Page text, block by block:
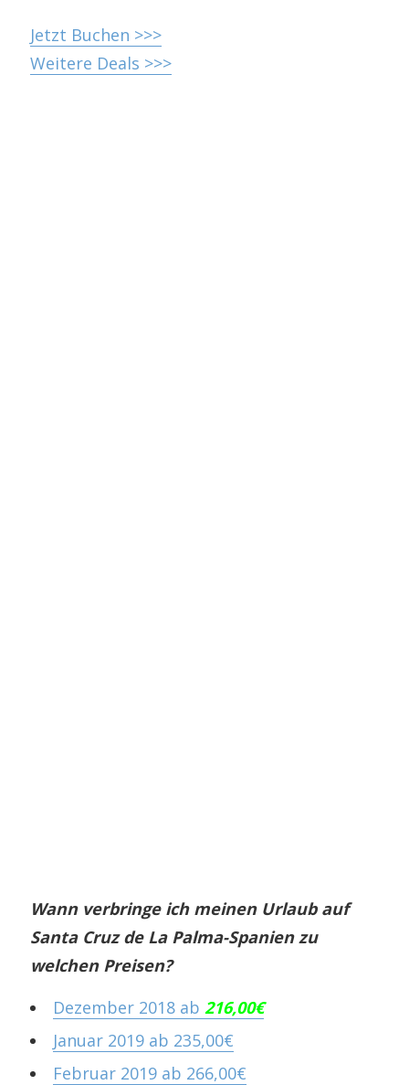
Jetzt Buchen >>>
Weitere Deals >>>
Wann verbringe ich meinen Urlaub auf
Santa Cruz de La Palma-Spanien zu
welchen Preisen?
Dezember 2018 ab 216,00€
Januar 2019 ab 235,00€
Februar 2019 ab 266,00€